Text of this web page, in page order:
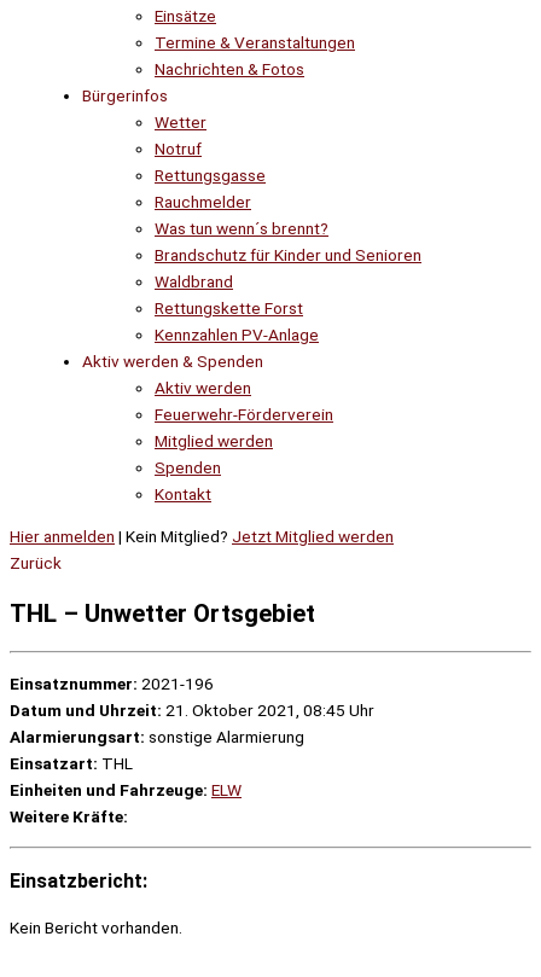
Einsätze
Termine & Veranstaltungen
Nachrichten & Fotos
Bürgerinfos
Wetter
Notruf
Rettungsgasse
Rauchmelder
Was tun wenn´s brennt?
Brandschutz für Kinder und Senioren
Waldbrand
Rettungskette Forst
Kennzahlen PV-Anlage
Aktiv werden & Spenden
Aktiv werden
Feuerwehr-Förderverein
Mitglied werden
Spenden
Kontakt
Hier anmelden | Kein Mitglied? Jetzt Mitglied werden
Zurück
THL – Unwetter Ortsgebiet
Einsatznummer: 2021-196
Datum und Uhrzeit: 21. Oktober 2021, 08:45 Uhr
Alarmierungsart: sonstige Alarmierung
Einsatzart: THL
Einheiten und Fahrzeuge: ELW
Weitere Kräfte:
Einsatzbericht:
Kein Bericht vorhanden.